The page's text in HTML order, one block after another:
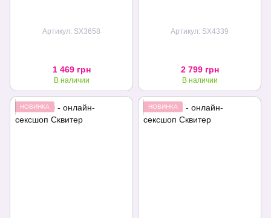
Артикул: SX3658
1 469 грн
В наличии
Артикул: SX4339
2 799 грн
В наличии
НОВИНКА НОВИНКА